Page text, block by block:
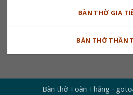
BÀN THỜ GIA
BÀN THỜ THẦN
Bàn thờ Toàn Thắng -